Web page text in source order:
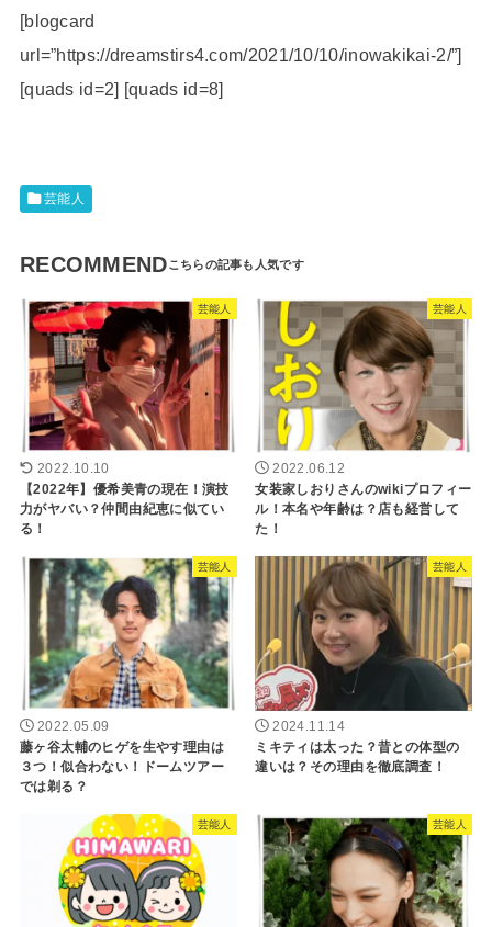
[blogcard
url=”https://dreamstirs4.com/2021/10/10/inowakikai-2/”]
[quads id=2] [quads id=8]
芸能人
RECOMMEND
芸能人
2022.10.10
【2022年】優希美青の現在！演技
力がヤバい？仲間由紀恵に似てい
る！
芸能人
2022.06.12
女装家しおりさんのwikiプロフィー
ル！本名や年齢は？店も経営して
た！
芸能人
2022.05.09
藤ヶ谷太輔のヒゲを生やす理由は
３つ！似合わない！ドームツアー
では剃る？
芸能人
2024.11.14
ミキティは太った？昔との体型の
違いは？その理由を徹底調査！
芸能人 芸能人